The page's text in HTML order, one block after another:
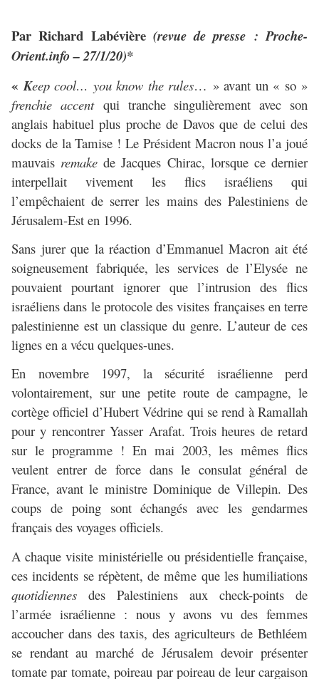
Par Richard Labévière (revue de presse : Proche-
Orient.info – 27/1/20)*
«Keep cool… you know the rules… » avant un « so »
frenchie accentqui tranche singulièrement avec son
anglais habituel plus proche de Davos que de celui des
docks de la Tamise ! Le Président Macron nous l’a joué
mauvais remakede Jacques Chirac, lorsque ce dernier
interpellait vivement les flics israéliens qui
l’empêchaient de serrer les mains des Palestiniens de
Jérusalem-Est en 1996.
Sans jurer que la réaction d’Emmanuel Macron ait été
soigneusement fabriquée, les services de l’Elysée ne
pouvaient pourtant ignorer que l’intrusion des flics
israéliens dans le protocole des visites françaises en terre
palestinienne est un classique du genre. L’auteur de ces
lignes en a vécu quelques-unes.
En novembre 1997, la sécurité israélienne perd
volontairement, sur une petite route de campagne, le
cortège officiel d’Hubert Védrine qui se rend à Ramallah
pour y rencontrer Yasser Arafat. Trois heures de retard
sur le programme ! En mai 2003, les mêmes flics
veulent entrer de force dans le consulat général de
France, avant le ministre Dominique de Villepin. Des
coups de poing sont échangés avec les gendarmes
français des voyages officiels.
A chaque visite ministérielle ou présidentielle française,
ces incidents se répètent, de même que les humiliations
quotidiennes des Palestiniens aux check-points de
l’armée israélienne : nous y avons vu des femmes
accoucher dans des taxis, des agriculteurs de Bethléem
se rendant au marché de Jérusalem devoir présenter
tomate par tomate, poireau par poireau de leur cargaison